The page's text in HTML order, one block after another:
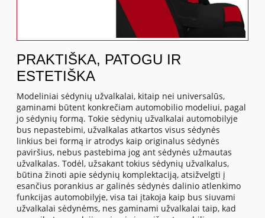
PRAKTIŠKA, PATOGU IR
ESTETIŠKA
Modeliniai sėdynių užvalkalai, kitaip nei universalūs,
gaminami būtent konkrečiam automobilio modeliui, pagal
jo sėdynių formą. Tokie sėdynių užvalkalai automobilyje
bus nepastebimi, užvalkalas atkartos visus sėdynės
linkius bei formą ir atrodys kaip originalus sėdynės
paviršius, nebus pastebima jog ant sėdynės užmautas
užvalkalas. Todėl, užsakant tokius sėdynių užvalkalus,
būtina žinoti apie sėdynių komplektaciją, atsižvelgti į
esančius porankius ar galinės sėdynės dalinio atlenkimo
funkcijas automobilyje, visa tai įtakoja kaip bus siuvami
užvalkalai sėdynėms, nes gaminami užvalkalai taip, kad